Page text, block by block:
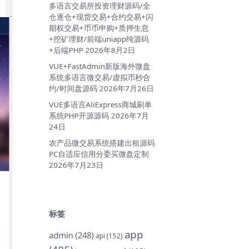
多语言交易所投资理财源码/全
仓逐仓+现货交易+合约交易+闪
期权交易+币币申购+质押生息
+挖矿理财/前端uniapp纯源码
+后端PHP 2026年8月2日
VUE+FastAdmin新版海外微盘
系统多语言微交易/虚拟币秒合
约/时间盘源码 2026年7月26日
VUE多语言AliExpress商城刷单
系统PHP开源源码 2026年7月
24日
农产品微交易系统搭建出租源码
PC自适应信用分委买微盘定制
2026年7月23日
标签
admin (248) api(152) app